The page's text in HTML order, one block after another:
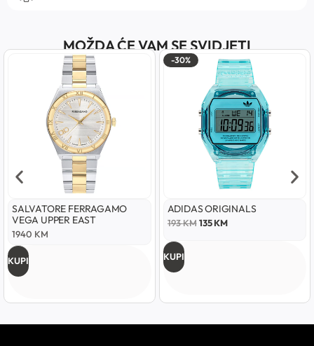
MOŽDA ĆE VAM SE SVIDJETI
SALVATORE FERRAGAMO
VEGA UPPER EAST
1940 KM
KUPI
-30%
ADIDAS ORIGINALS
193KM 135KM
KUPI